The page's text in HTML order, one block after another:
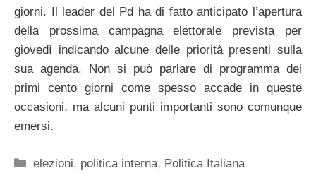
giorni. Il leader del Pd ha di fatto anticipato l’apertura
della prossima campagna elettorale prevista per
giovedì indicando alcune delle priorità presenti sulla
sua agenda. Non si può parlare di programma dei
primi cento giorni come spesso accade in queste
occasioni, ma alcuni punti importanti sono comunque
emersi.
Categorie
elezioni, politica interna, Politica Italiana